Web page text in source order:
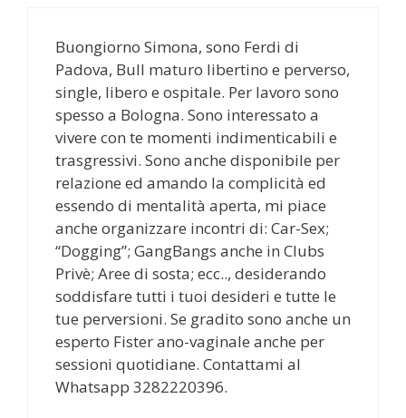
Buongiorno Simona, sono Ferdi di
Padova, Bull maturo libertino e perverso,
single, libero e ospitale. Per lavoro sono
spesso a Bologna. Sono interessato a
vivere con te momenti indimenticabili e
trasgressivi. Sono anche disponibile per
relazione ed amando la complicità ed
essendo di mentalità aperta, mi piace
anche organizzare incontri di: Car-Sex;
“Dogging”; GangBangs anche in Clubs
Privè; Aree di sosta; ecc.., desiderando
soddisfare tutti i tuoi desideri e tutte le
tue perversioni. Se gradito sono anche un
esperto Fister ano-vaginale anche per
sessioni quotidiane. Contattami al
Whatsapp 3282220396.